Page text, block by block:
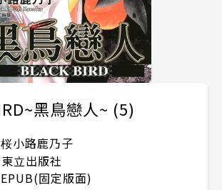
黑鳥戀人~ (5)
桜小路鹿乃子
東立出版社
EPUB(固定版面)